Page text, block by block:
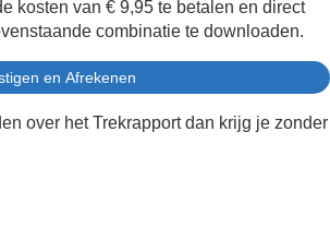
kosten van € 9,95 te betalen en direct
combinatie te downloaden.
over het Trekrapport dan krijg je zonder